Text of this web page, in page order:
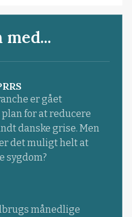
er gået
for at reducere
danske grise. Men
det muligt helt at
sygdom?
månedlige